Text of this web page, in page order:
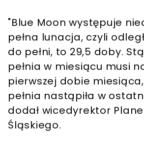
"Blue Moon występuje
pełna lunacja, czyli
do pełni, to 29,5 doby.
pełnia w miesiącu musi
pierwszej dobie
pełnia nastąpiła w
dodał wicedyrektor
Śląskiego.